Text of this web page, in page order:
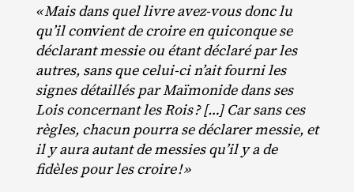
«Mais dans quel livre avez-vous donc lu
qu’il convient de croire en quiconque se
déclarant messie ou étant déclaré par les
autres, sans que celui-ci n’ait fourni les
signes détaillés par Maïmonide dans ses
Lois concernant les Rois? […] Car sans ces
règles, chacun pourra se déclarer messie, et
il y aura autant de messies qu’il y a de
fidèles pour les croire!»